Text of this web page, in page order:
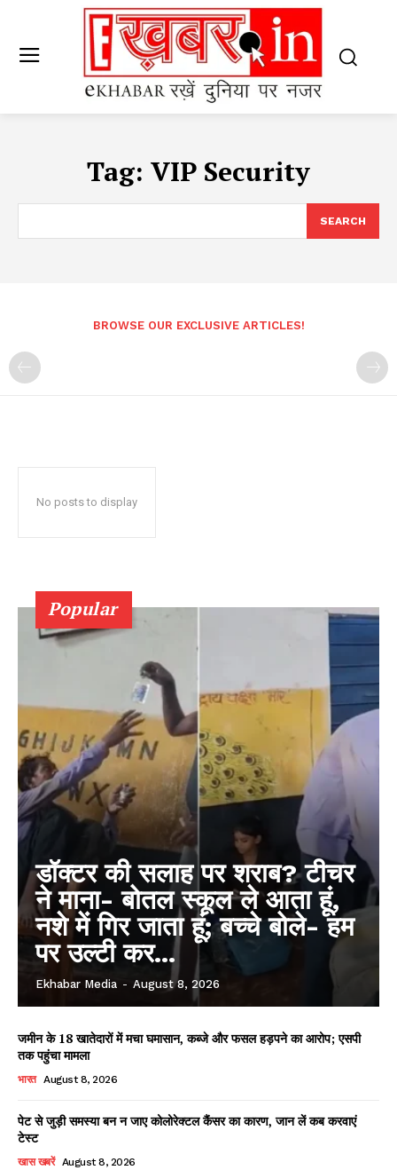
Tag: VIP Security
SEARCH
BROWSE OUR EXCLUSIVE ARTICLES!
No posts to display
Popular
डॉक्टर की सलाह पर शराब? टीचर
ने माना- बोतल स्कूल ले आता हूं,
नशे में गिर जाता हूं; बच्चे बोले- हम
पर उल्टी कर...
Ekhabar Media - August 8, 2026
जमीन के 18 खातेदारों में मचा घमासान, कब्जे और फसल हड़पने का आरोप; एसपी
तक पहुंचा मामला
भारत August 8, 2026
पेट से जुड़ी समस्या बन न जाए कोलोरेक्टल कैंसर का कारण, जान लें कब करवाएं
टेस्ट
खास खबरें August 8, 2026